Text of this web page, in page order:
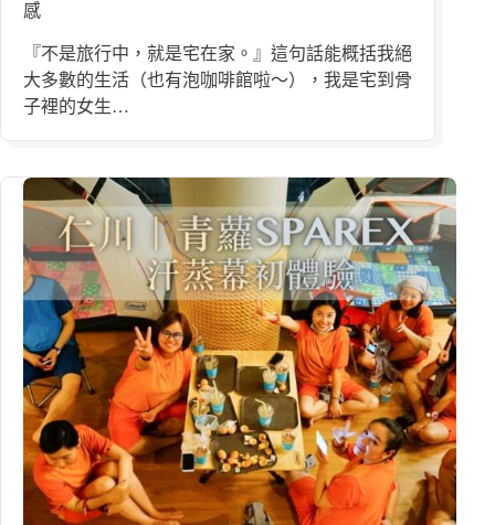
感
『不是旅行中，就是宅在家。』這句話能概括我絕
大多數的生活（也有泡咖啡館啦～），我是宅到骨
子裡的女生…